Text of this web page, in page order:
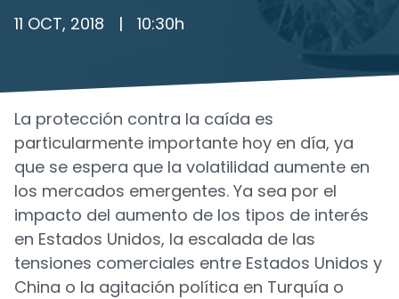
11 OCT, 2018 | 10:30h
La protección contra la caída es
particularmente importante hoy en día, ya
que se espera que la volatilidad aumente en
los mercados emergentes. Ya sea por el
impacto del aumento de los tipos de interés
en Estados Unidos, la escalada de las
tensiones comerciales entre Estados Unidos y
China o la agitación política en Turquía o